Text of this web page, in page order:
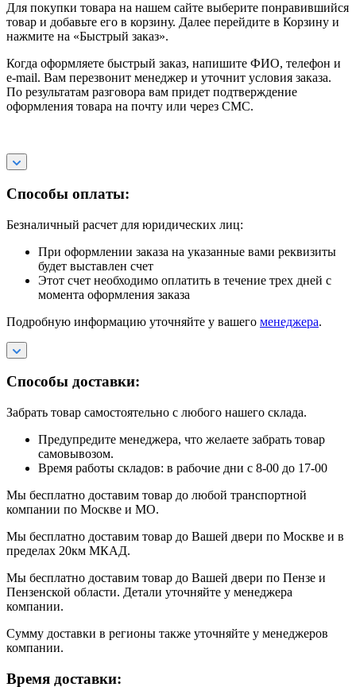
Для покупки товара на нашем сайте выберите понравившийся
товар и добавьте его в корзину. Далее перейдите в Корзину и
нажмите на «Быстрый заказ».
Когда оформляете быстрый заказ, напишите ФИО, телефон и
e-mail. Вам перезвонит менеджер и уточнит условия заказа.
По результатам разговора вам придет подтверждение
оформления товара на почту или через СМС.
Способы оплаты:
Безналичный расчет для юридических лиц:
При оформлении заказа на указанные вами реквизиты
будет выставлен счет
Этот счет необходимо оплатить в течение трех дней с
момента оформления заказа
Подробную информацию уточняйте у вашего менеджера.
Способы доставки:
Забрать товар самостоятельно с любого нашего склада.
Предупредите менеджера, что желаете забрать товар
самовывозом.
Время работы складов: в рабочие дни с 8-00 до 17-00
Мы бесплатно доставим товар до любой транспортной
компании по Москве и МО.
Мы бесплатно доставим товар до Вашей двери по Москве и в
пределах 20км МКАД.
Мы бесплатно доставим товар до Вашей двери по Пензе и
Пензенской области. Детали уточняйте у менеджера
компании.
Сумму доставки в регионы также уточняйте у менеджеров
компании.
Время доставки: